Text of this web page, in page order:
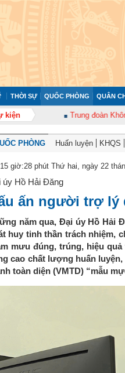
THỜI SỰ QUỐC PHÒNG QUÂN
kiện2026 Trung đoàn Không
PHÒNG Huấn luyện KHQS
15 giờ:28 phút Thứ hai, ngày 22
úy Hồ Hải Đăng
ấn người trợ lý
năm qua, Đại úy Hồ Hải
huy tinh thần trách nhiệm,
mưu đúng, trúng, hiệu
cao chất lượng huấn
toàn diện (VMTD) “mẫu